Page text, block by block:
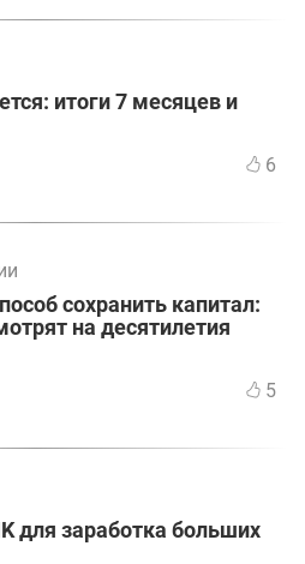
итоги 7 месяцев и
6
сохранить капитал:
на десятилетия
5
для заработка больших